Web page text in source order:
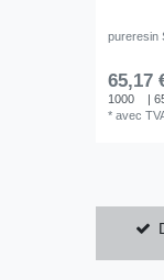
pureresin
65,17
1000
|
*avec